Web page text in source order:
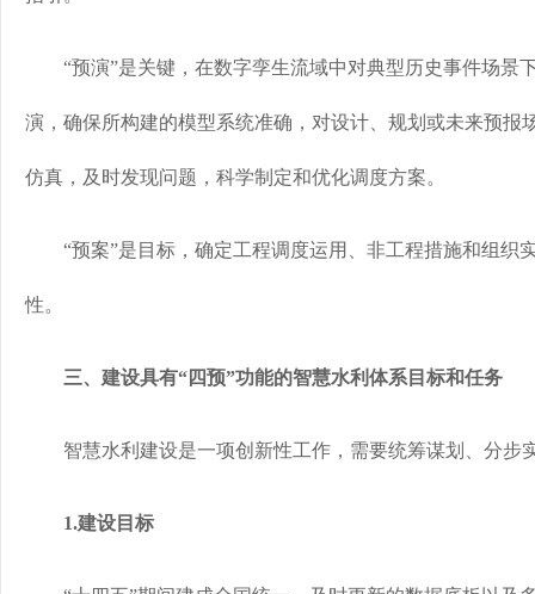
“预演”是关键，在数字孪生流域中对典型历史事件场景
演，确保所构建的模型系统准确，对设计、规划或未来预报
仿真，及时发现问题，科学制定和优化调度方案。
“预案”是目标，确定工程调度运用、非工程措施和组织
性。
三、建设具有“四预”功能的智慧水利体系目标和任务
智慧水利建设是一项创新性工作，需要统筹谋划、分步
1.建设目标